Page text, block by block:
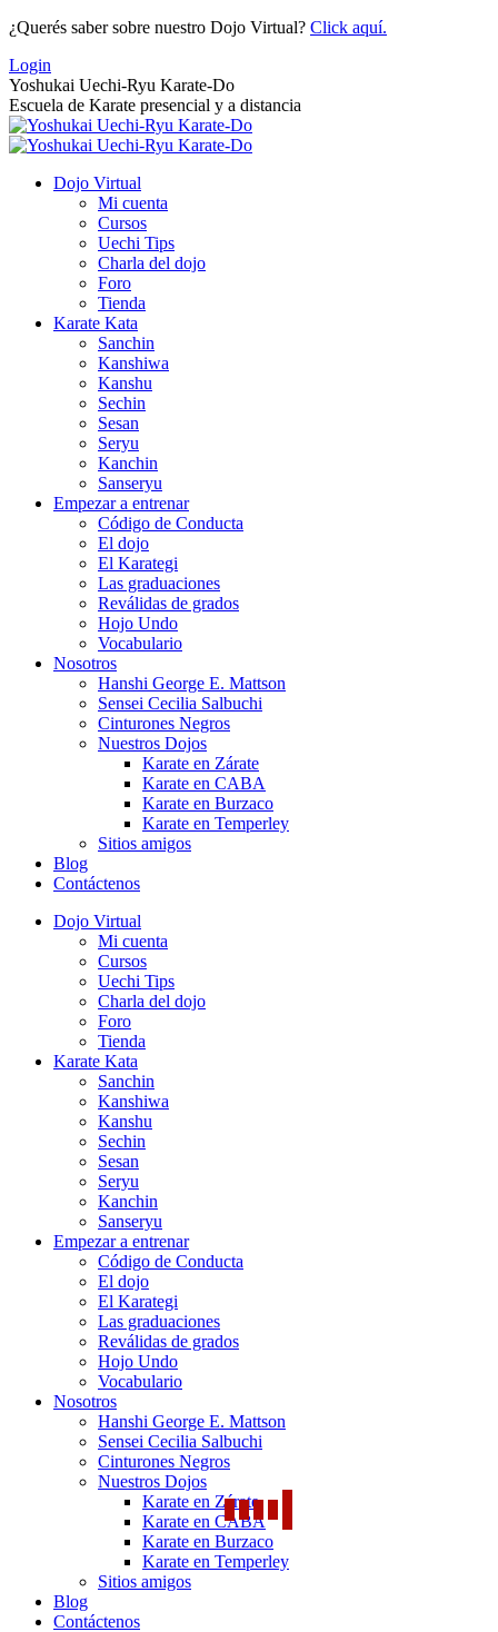
Saltar
contenido
¿Querés saber sobre nuestro Dojo Virtual? Click aquí.
Login
Yoshukai Uechi-Ryu Karate-Do
Escuela de Karate presencial y a distancia
Dojo Virtual
Mi cuenta
Cursos
Uechi Tips
Charla del dojo
Foro
Tienda
Karate Kata
Sanchin
Kanshiwa
Kanshu
Sechin
Sesan
Seryu
Kanchin
Sanseryu
Empezar a entrenar
Código de Conducta
El dojo
El Karategi
Las graduaciones
Reválidas de grados
Hojo Undo
Vocabulario
Nosotros
Hanshi George E. Mattson
Sensei Cecilia Salbuchi
Cinturones Negros
Nuestros Dojos
Karate en Zárate
Karate en CABA
Karate en Burzaco
Karate en Temperley
Sitios amigos
Blog
Contáctenos
Dojo Virtual
Mi cuenta
Cursos
Uechi Tips
Charla del dojo
Foro
Tienda
Karate Kata
Sanchin
Kanshiwa
Kanshu
Sechin
Sesan
Seryu
Kanchin
Sanseryu
Empezar a entrenar
Código de Conducta
El dojo
El Karategi
Las graduaciones
Reválidas de grados
Hojo Undo
Vocabulario
Nosotros
Hanshi George E. Mattson
Sensei Cecilia Salbuchi
Cinturones Negros
Nuestros Dojos
Karate en Zárate
Karate en CABA
Karate en Burzaco
Karate en Temperley
Sitios amigos
Blog
Contáctenos